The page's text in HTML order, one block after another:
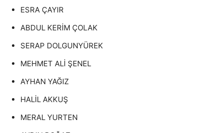
ESRA ÇAYIR
ABDUL KERİM ÇOLAK
SERAP DOLGUNYÜREK
MEHMET ALİ ŞENEL
AYHAN YAĞIZ
HALİL AKKUŞ
MERAL YURTEN